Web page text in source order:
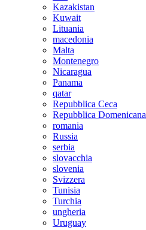
Kazakistan
Kuwait
Lituania
macedonia
Malta
Montenegro
Nicaragua
Panama
qatar
Repubblica Ceca
Repubblica Domenicana
romania
Russia
serbia
slovacchia
slovenia
Svizzera
Tunisia
Turchia
ungheria
Uruguay